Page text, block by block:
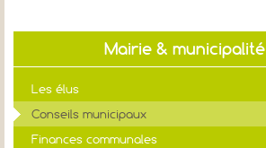
Mairie & municipalité
Les élus
Conseils municipaux
Finances communales